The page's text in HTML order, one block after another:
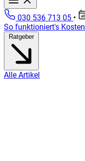
030 536 713 05 •
So funktioniert's Kosten
Ratgeber
Alle Artikel